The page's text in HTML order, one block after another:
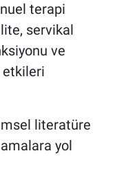
terapi
servikal
ve
etkileri
literatüre
yol